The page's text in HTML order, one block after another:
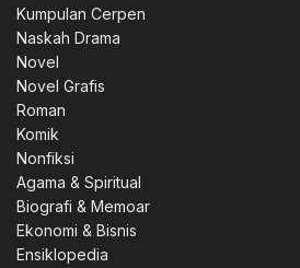
Kumpulan Cerpen
Naskah Drama
Novel
Novel Grafis
Roman
Komik
Nonfiksi
Agama & Spiritual
Biografi & Memoar
Ekonomi & Bisnis
Ensiklopedia